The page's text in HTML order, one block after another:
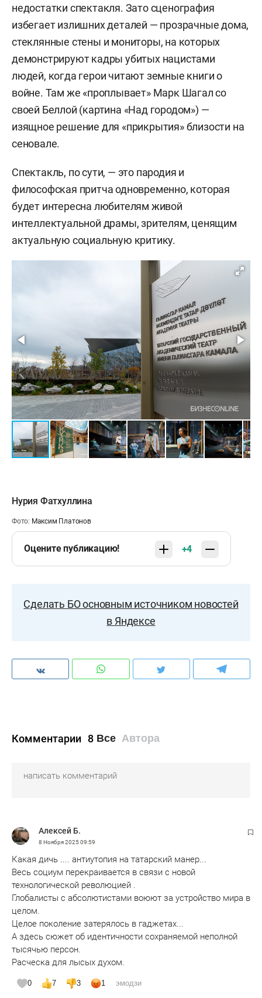
недостатки спектакля. Зато сценография
избегает излишних деталей — прозрачные дома,
стеклянные стены и мониторы, на которых
демонстрируют кадры убитых нацистами
людей, когда герои читают земные книги о
войне. Там же «проплывает» Марк Шагал со
своей Беллой (картина «Над городом») —
изящное решение для «прикрытия» близости на
сеновале.
Спектакль, по сути, — это пародия и
философская притча одновременно, которая
будет интересна любителям живой
интеллектуальной драмы, зрителям, ценящим
актуальную социальную критику.
Нурия Фатхуллина
Фото: Максим Платонов
Оцените публикацию! +4
Сделать БО основным источником новостей
в Яндексе
Комментарии 8 Все Автора
Aлексей Б.
8 Ноября 202509:59
Какая дичь .... антиутопия на татарский манер...
Весь социум перекраивается в связи с новой
технологической революцией .
Глобалисты с абсолютистами воюют за устройство мира в
целом.
Целое поколение затерялось в гаджетах...
А здесь сюжет об идентичности сохраняемой неполной
тысячью персон.
Расческа для лысых духом.
0 7 3 1 эмодзи